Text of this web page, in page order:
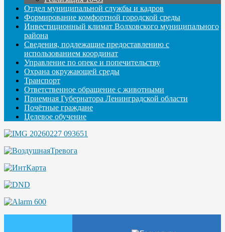
Отдел муниципальной службы и кадров
Формирование комфортной городской среды
Инвестиционный климат Волховского муниципального
района
Сведения, подлежащие предоставлению с
использованием координат
Управление по опеке и попечительству
Охрана окружающей среды
Транспорт
Ответственное обращение с животными
Приемная Губернатора Ленинградской области
Почётные граждане
Целевое обучение